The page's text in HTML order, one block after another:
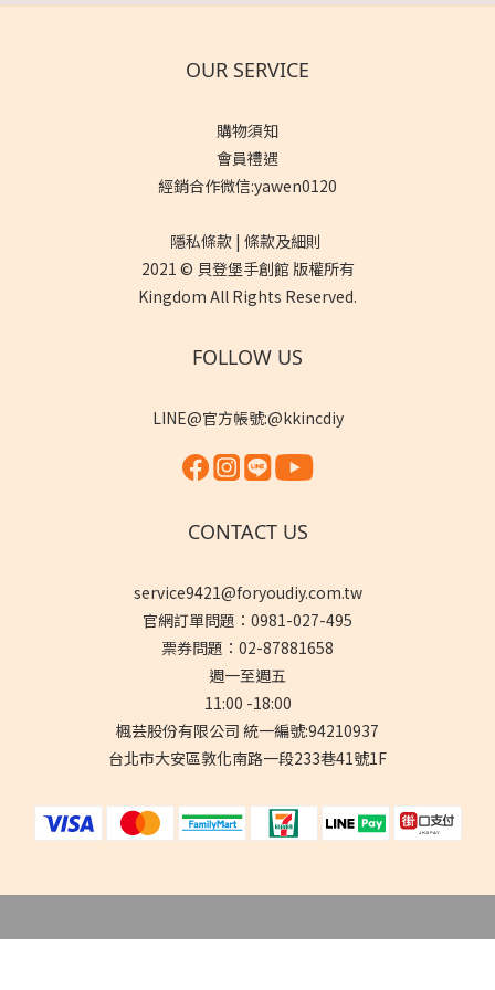
OUR SERVICE
購物須知
會員禮遇
經銷合作微信:yawen0120
隱私條款 | 條款及細則
2021 © 貝登堡手創館 版權所有
Kingdom All Rights Reserved.
FOLLOW US
LINE@官方帳號:@kkincdiy
CONTACT US
service9421@foryoudiy.com.tw
官網訂單問題：0981-027-495
票券問題：02-87881658
週一至週五
11:00 -18:00
楓芸股份有限公司 統一編號:94210937
台北市大安區敦化南路一段233巷41號1F